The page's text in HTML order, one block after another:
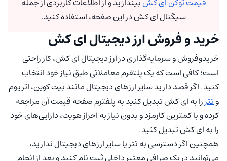
سیگنال ای کش در این صفحه، استفاده کنید.
خرید و فروش ارز دیجیتال ای کش
خریدوفروش و سرمایه‌گذاری در ارز دیجیتال ای کش، کار راحتی
است؛ کافی است که یک پلتفرم معاملاتی طبق نیاز خود انتخاب
کنید. اگر قصد دارید سایر ارزهای دیجیتال مانند بیت کوین، اتریوم
وتتررا به ای کش تبدیل کنید به پلفترم صفحه قیمت آن مراجعه
کرده و با کمترین کارمزد و بدون نیاز به احراز هویت، دارایی‌های خود
را به ای کش تبدیل کنید.
همچنین اگر دسترسی به تتر یا سایر ارزهای دیجیتال ندارید،
می‌توانید در یک صرافی معتبر داخلی ثبت نام کنید و بعد از انجام